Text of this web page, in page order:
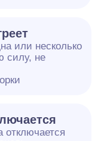
или несколько
силу, не
отключается